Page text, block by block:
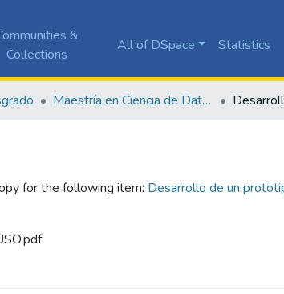
&
Collections
All of DSpace Statistics
Maestría en Ciencia de Datos
for the following item: Desarrollo de un